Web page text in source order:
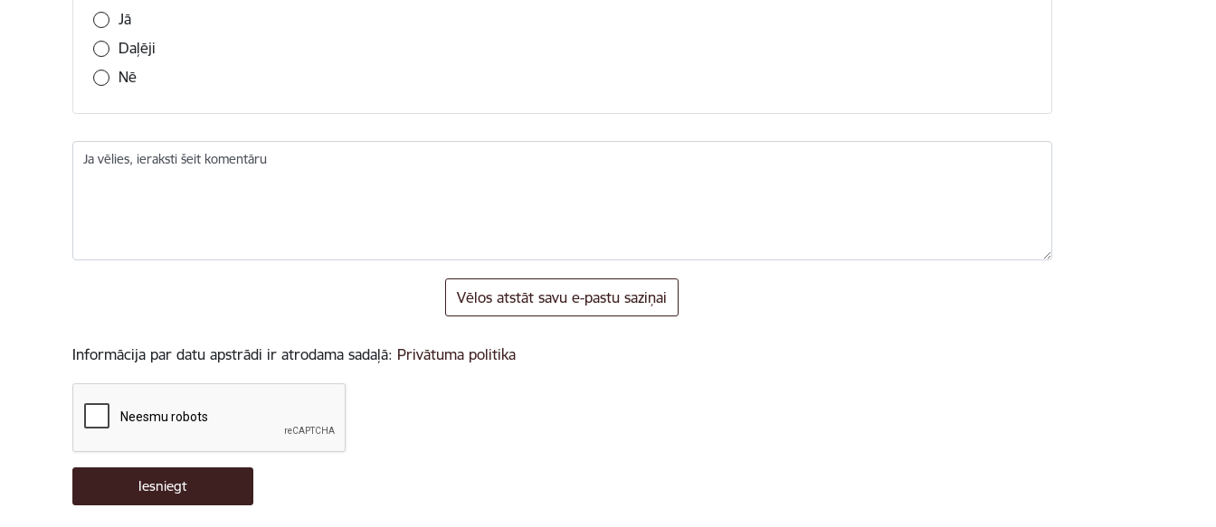
Jā
Daļēji
Nē
Ja vēlies, ieraksti šeit komentāru
Vēlos atstāt savu e-pastu saziņai
Informācija par datu apstrādi ir atrodama sadaļā: Privātuma politika